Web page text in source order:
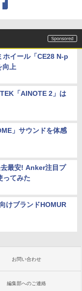
ホイール「CE28 N-p
向上
「AINOTE 2」は
」サウンドを体感
最安! Anker注目プ
ってみた
けブランドHOMUR
お問い合わせ
編集部へのご連絡